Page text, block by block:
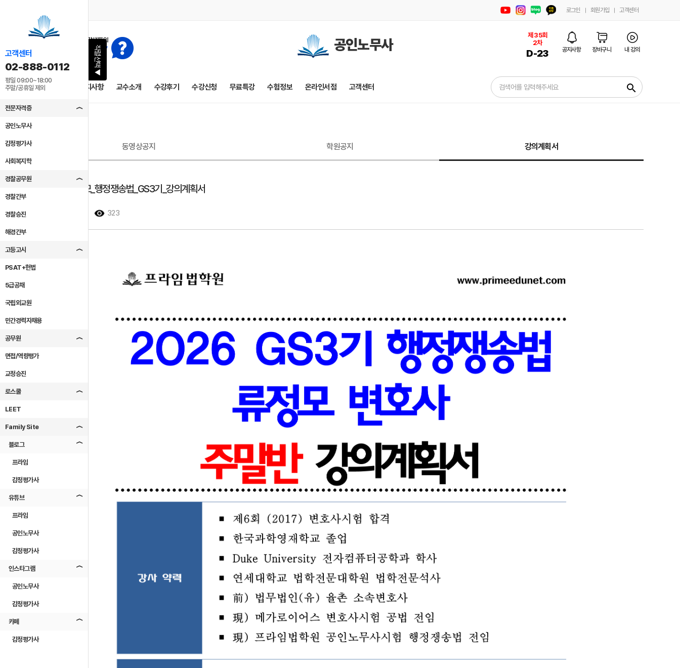
직렬선택
▶
고객센터
02-888-0112
평일 09:00~18:00
주말/공휴일 제외
전문자격증
공인노무사
감정평가사
사회복지학
경찰공무원
경찰간부
경찰승진
해경간부
고등고시
PSAT+헌법
5급공채
국립외교원
민간경력자채용
공무원
면접/역량평가
교정승진
로스쿨
LEET
Family Site
블로그
프라임
감정평가사
유튜브
프라임
공인노무사
감정평가사
인스타그램
공인노무사
감정평가사
카페
감정평가사
로그인 회원가입 고객센터
공인노무사
제 35회
2차
D-23 공지사항 장바구니 내 강의
1차 종합반 공지사항 교수소개 수강후기 수강신청 무료특강 수험정보 온라인서점 고객센터 search
동영상공지 학원공지 강의계획서
2026_류정모_행정쟁송법_GS3기_강의계획서
323